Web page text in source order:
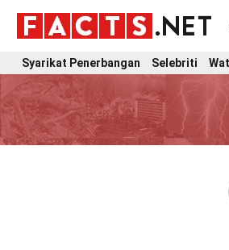
Syarikat Penerbangan Selebriti